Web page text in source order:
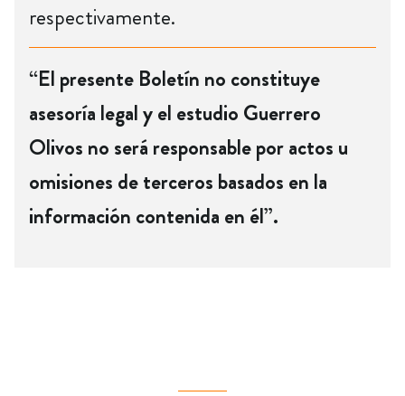
respectivamente.
“El presente Boletín no constituye
asesoría legal y el estudio Guerrero
Olivos no será responsable por actos u
omisiones de terceros basados en la
información contenida en él”.